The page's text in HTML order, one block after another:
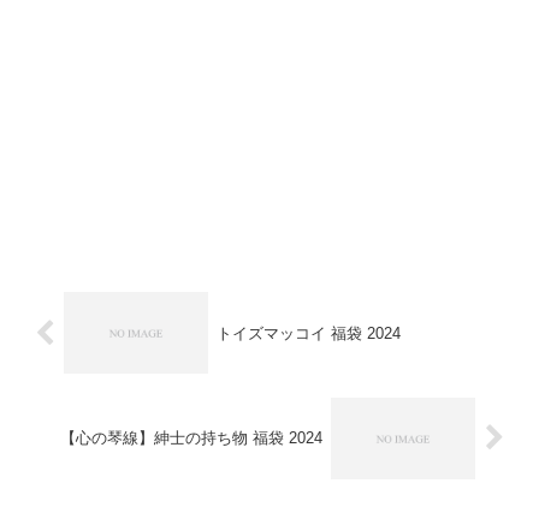
トイズマッコイ 福袋 2024
【心の琴線】紳士の持ち物 福袋 2024